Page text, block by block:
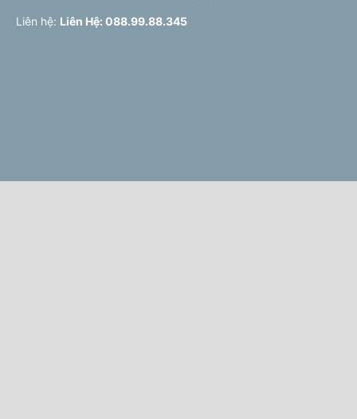
Liên hệ: Liên Hệ: 088.99.88.345